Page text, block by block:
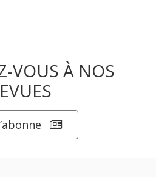
VOUS À NOS